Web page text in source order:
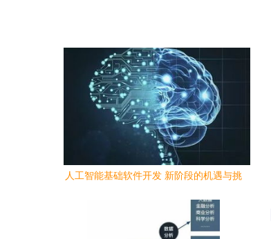
人工智能基础软件开发 新阶段的机遇与挑